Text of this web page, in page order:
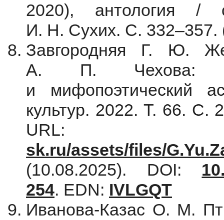
2020), антология /
И. Н. Сухих. С. 332–357.
Завгородняя Г. Ю.
А. П. Чехова:
и мифопоэтический
культур. 2022. Т. 66. С.
sk.ru/assets/files/
(10.08.2025). DOI:
254. EDN: IVLGQT
Иванова-Казас О. М.